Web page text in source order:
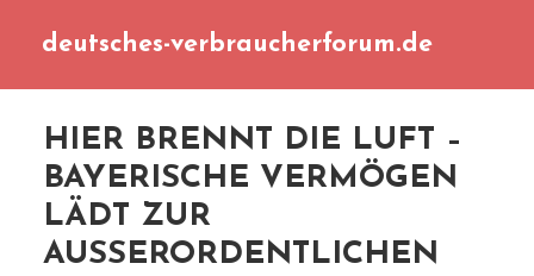
deutsches-verbraucherforum.de
HIER BRENNT DIE LUFT –
BAYERISCHE VERMÖGEN
LÄDT ZUR
AUSSERORDENTLICHEN H